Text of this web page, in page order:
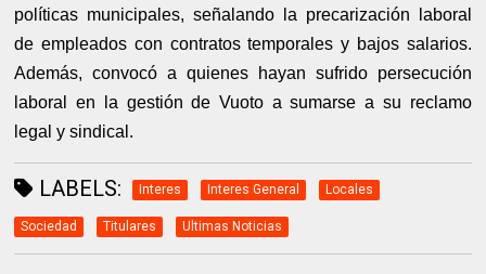
políticas municipales, señalando la precarización laboral
de empleados con contratos temporales y bajos salarios.
Además, convocó a quienes hayan sufrido persecución
laboral en la gestión de Vuoto a sumarse a su reclamo
legal y sindical.
LABELS: Interes Interes General Locales
Sociedad Titulares Ultimas Noticias